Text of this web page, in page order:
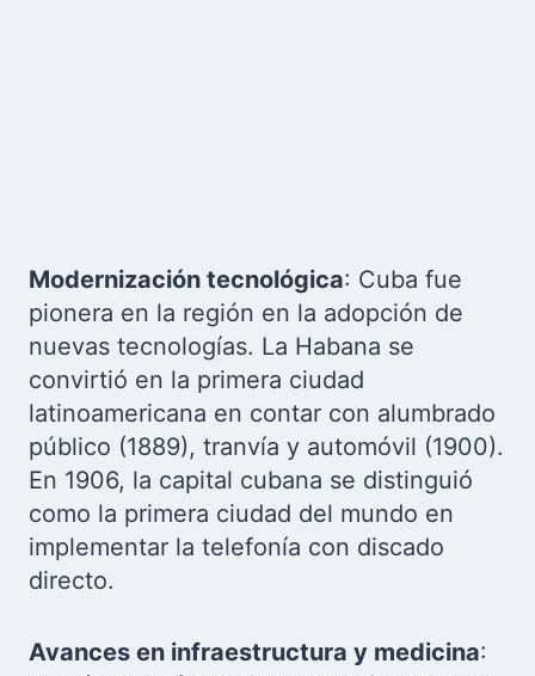
Modernización tecnológica: Cuba fue
pionera en la región en la adopción de
nuevas tecnologías. La Habana se
convirtió en la primera ciudad
latinoamericana en contar con alumbrado
público (1889), tranvía y automóvil (1900).
En 1906, la capital cubana se distinguió
como la primera ciudad del mundo en
implementar la telefonía con discado
directo.
Avances en infraestructura y medicina: